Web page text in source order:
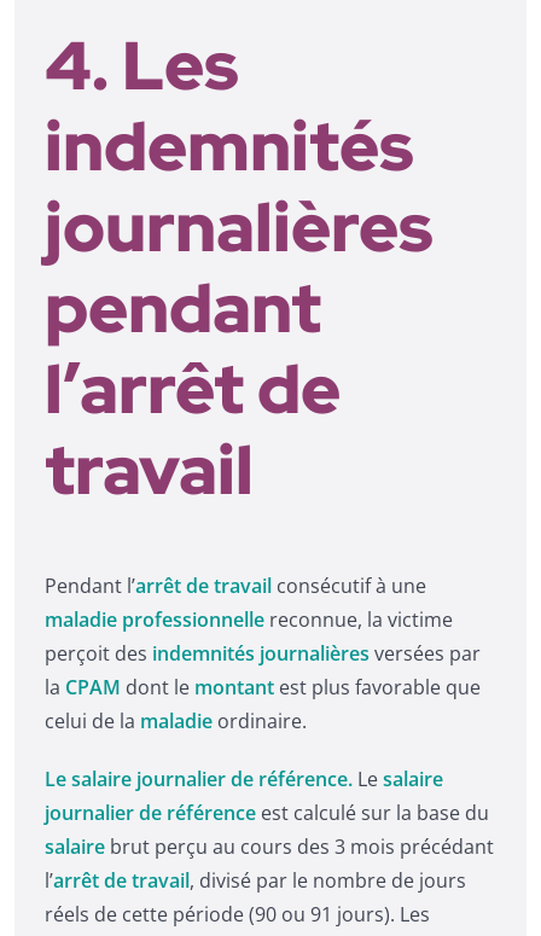
4. Les
indemnités
journalières
pendant
l’arrêt de
travail
Pendant l’arrêt de travail consécutif à une
maladie professionnelle reconnue, la victime
perçoit des indemnités journalières versées par
la CPAM dont le montant est plus favorable que
celui de la maladie ordinaire.
Le salaire journalier de référence. Lesalaire
journalier de référence est calculé sur la base du
salaire brut perçu au cours des 3 mois précédant
l’arrêt de travail, divisé par le nombre de jours
réels de cette période (90 ou 91 jours). Les